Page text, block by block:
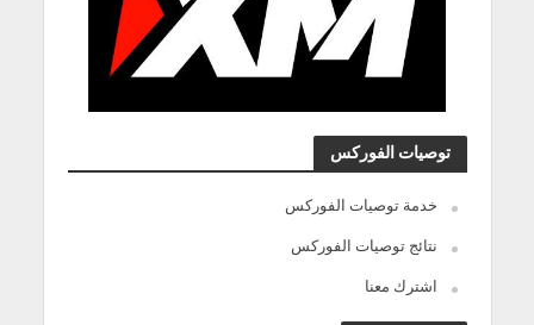
توصيات الفوركس
خدمة توصيات الفوركس
نتائج توصيات الفوركس
اشترك معنا